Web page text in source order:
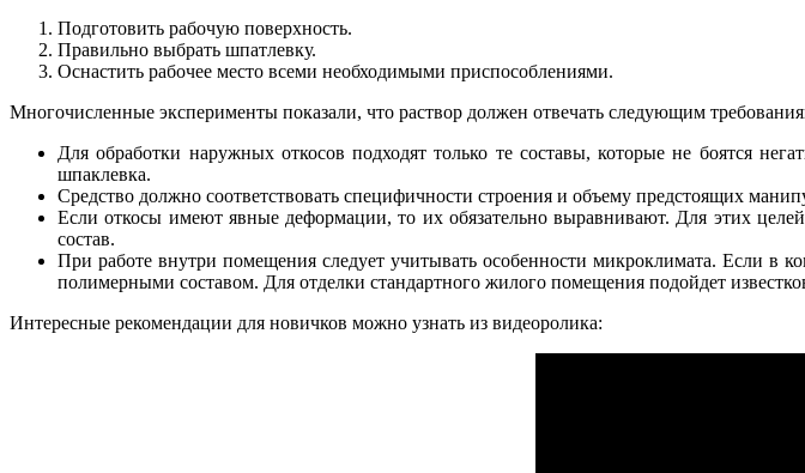
Подготовить рабочую поверхность.
Правильно выбрать шпатлевку.
Оснастить рабочее место всеми необходимыми приспособлениями.
Многочисленные эксперименты показали, что раствор должен отвечать следующим
Для обработки наружных откосов подходят только те составы, которые не боятся
шпаклевка.
Средство должно соответствовать специфичности строения и объему предстоящих
Если откосы имеют явные деформации, то их обязательно выравнивают. Для этих
состав.
При работе внутри помещения следует учитывать особенности микроклимата. Если
полимерными составом. Для отделки стандартного жилого помещения подойдет
Интересные рекомендации для новичков можно узнать из видеоролика: